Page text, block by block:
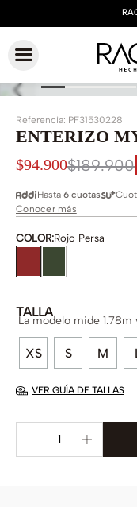
Referencia: PF31530228
ENTERIZO
$94.900$189.900
Hasta 6 cuotas
Conocer más
COLOR:Rojo Persa
TALLA
XS S M
La modelo mide
VER GUÍA DE TALLAS